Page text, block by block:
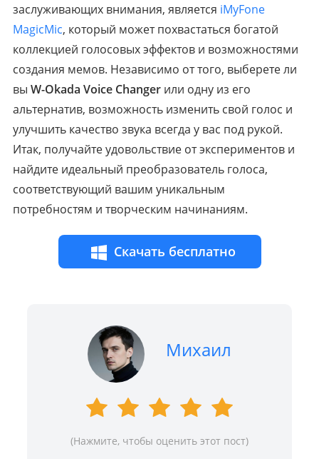
заслуживающих внимания, является iMyFone
MagicMic, который может похвастаться богатой
коллекцией голосовых эффектов и возможностями
создания мемов. Независимо от того, выберете ли
вы W-Okada Voice Changer или одну из его
альтернатив, возможность изменить свой голос и
улучшить качество звука всегда у вас под рукой.
Итак, получайте удовольствие от экспериментов и
найдите идеальный преобразователь голоса,
соответствующий вашим уникальным
потребностям и творческим начинаниям.
Скачать бесплатно
Михаил
(Нажмите, чтобы оценить этот пост)